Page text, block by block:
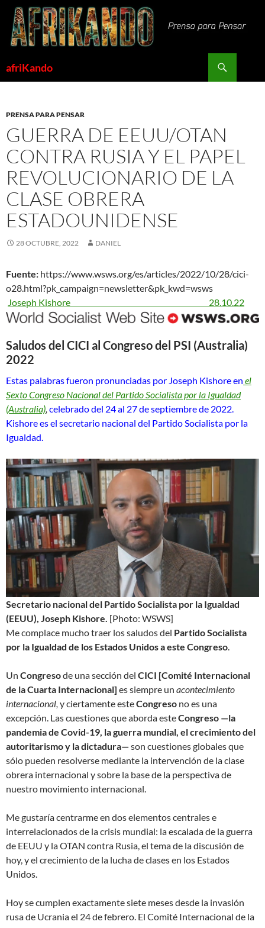
Saltar
contenido
afriKando
PRENSA PARA PENSAR
GUERRA DE EEUU/OTAN
CONTRA RUSIA Y EL PAPEL
REVOLUCIONARIO DE LA
CLASE OBRERA
ESTADOUNIDENSE
28 OCTUBRE, 2022 DANIEL
Fuente: https://www.wsws.org/es/articles/2022/10/28/cici-
o28.html?pk_campaign=newsletter&pk_kwd=wsws
Joseph Kishore 28.10.22
Saludos del CICI al Congreso del PSI (Australia)
2022
Estas palabras fueron pronunciadas por Joseph Kishore en el
Sexto Congreso Nacional del Partido Socialista por la Igualdad
(Australia), celebrado del 24 al 27 de septiembre de 2022.
Kishore es el secretario nacional del Partido Socialista por la
Igualdad.
Secretario nacional del Partido Socialista por la Igualdad
(EEUU), Joseph Kishore. [Photo: WSWS]
Me complace mucho traer los saludos del Partido Socialista
por la Igualdad de los Estados Unidos a este Congreso.
Un Congresode una sección del CICI [Comité Internacional
de la Cuarta Internacional] es siempre un acontecimiento
internacional, y ciertamente esteCongreso no es una
excepción. Las cuestiones que aborda esteCongreso —la
pandemia de Covid-19, la guerra mundial, el crecimiento del
autoritarismo y la dictadura—son cuestiones globales que
sólo pueden resolverse mediante la intervención de la clase
obrera internacional y sobre la base de la perspectiva de
nuestro movimiento internacional.
Me gustaría centrarme en dos elementos centrales e
interrelacionados de la crisis mundial: la escalada de la guerra
de EEUU y la OTAN contra Rusia, el tema de la discusión de
hoy, y el crecimiento de la lucha de clases en los Estados
Unidos.
Hoy se cumplen exactamente siete meses desde la invasión
rusa de Ucrania el 24 de febrero. El Comité Internacional de la